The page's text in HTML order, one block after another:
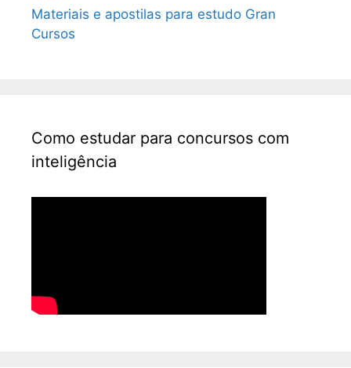
Materiais e apostilas para estudo Gran
Cursos
Como estudar para concursos com
inteligência